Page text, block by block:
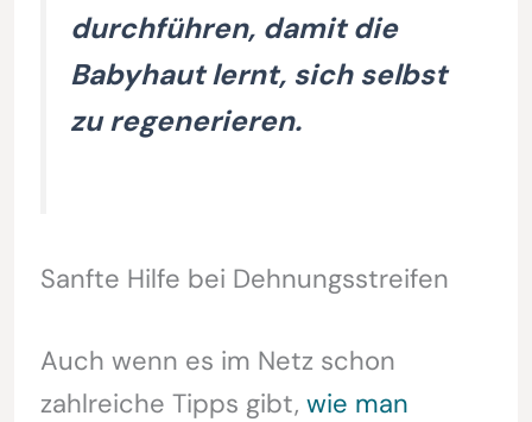
durchführen, damit die
Babyhaut lernt, sich selbst
zu regenerieren.
Sanfte Hilfe bei Dehnungsstreifen
Auch wenn es im Netz schon
zahlreiche Tipps gibt, wie man